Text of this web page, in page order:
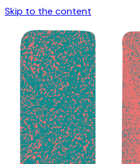
Skip to the content